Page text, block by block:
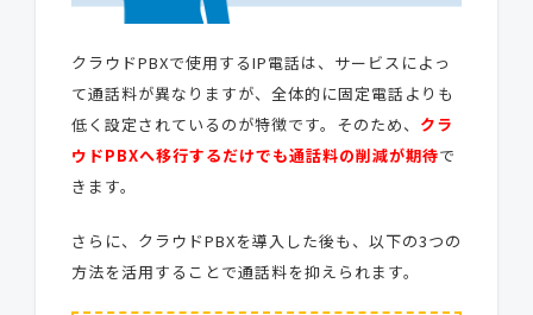
クラウドPBXで使用するIP電話は、サービスによっ
て通話料が異なりますが、全体的に固定電話よりも
低く設定されているのが特徴です。そのため、 クラ
ウドPBXへ移行するだけでも通話料の削減が期待で
きます。
さらに、クラウドPBXを導入した後も、以下の3つの
方法を活用することで通話料を抑えられます。